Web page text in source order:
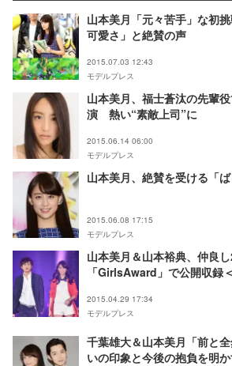
山本美月「元々苦手」な初
可愛さ」と絶賛の声
2015.07.03 12:43
モデルプレス
山本美月、福士蒼汰の先輩
演 熱い“素敵上司”に
2015.06.14 06:00
モデルプレス
山本美月、絶賛を受ける「ば
2015.06.08 17:15
モデルプレス
山本美月＆山本裕典、仲良
「GirlsAward」で公開収録
2015.04.29 17:34
モデルプレス
千葉雄大＆山本美月「前と
いの印象と今後の抱負を明